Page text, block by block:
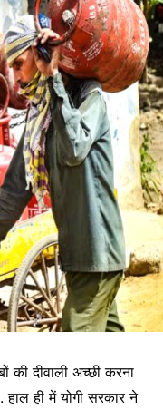
की दीवाली अच्छी करना
ही में योगी सरकार ने